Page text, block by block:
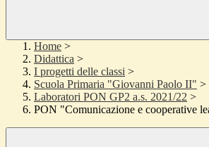
Home >
Didattica >
I progetti delle classi >
Scuola Primaria "Giovanni Paolo II" >
Laboratori PON GP2 a.s. 2021/22 >
PON "Comunicazione e cooperative